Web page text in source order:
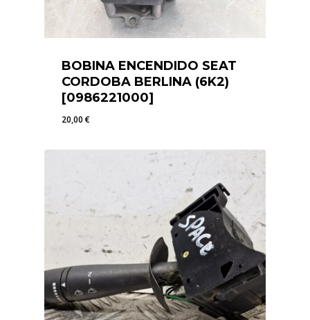
BOBINA ENCENDIDO SEAT
CORDOBA BERLINA (6K2)
[0986221000]
20,00€